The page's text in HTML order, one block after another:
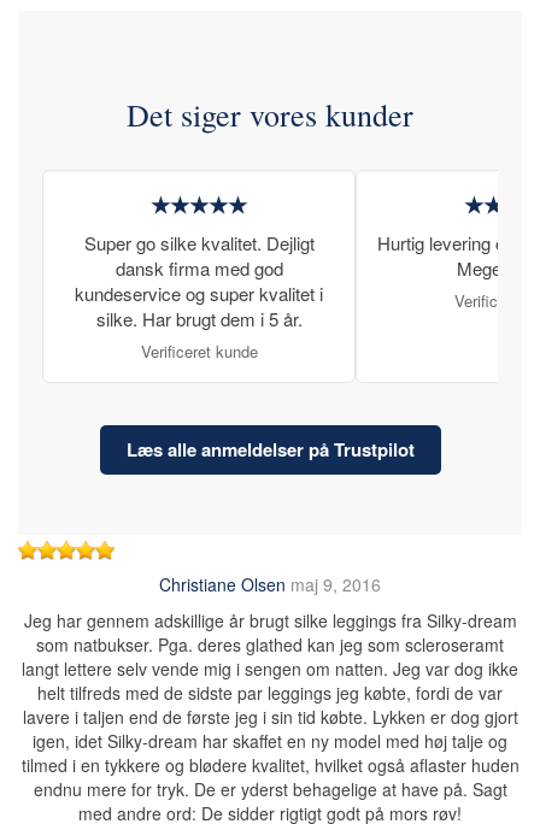
Det siger vores kunder
★★★★★
Super go silke kvalitet. Dejligt
dansk firma med god
kundeservice og super kvalitet i
silke. Har brugt dem i 5 år.
Verificeret kunde
Hurtig levering og
Meget
Verificeret
Læs alle anmeldelser på Trustpilot
Christiane Olsen maj 9, 2016
Jeg har gennem adskillige år brugt silke leggings fra Silky-dream
som natbukser. Pga. deres glathed kan jeg som scleroseramt
langt lettere selv vende mig i sengen om natten. Jeg var dog ikke
helt tilfreds med de sidste par leggings jeg købte, fordi de var
lavere i taljen end de første jeg i sin tid købte. Lykken er dog gjort
igen, idet Silky-dream har skaffet en ny model med høj talje og
tilmed i en tykkere og blødere kvalitet, hvilket også aflaster huden
endnu mere for tryk. De er yderst behagelige at have på. Sagt
med andre ord: De sidder rigtigt godt på mors røv!